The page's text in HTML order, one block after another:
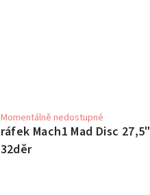
ráfek Mach1 Mad Disc 27,5"
32děr
Momentálně nedostupné